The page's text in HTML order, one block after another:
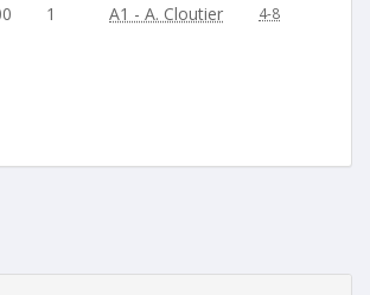
1 A1 - A. Cloutier 4-8